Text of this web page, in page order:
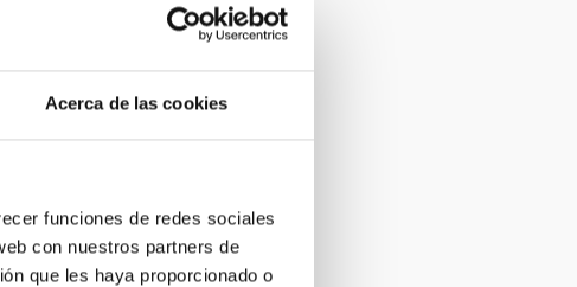
Acerca de las cookies
funciones de redes sociales
con nuestros partners de
que les haya proporcionado o